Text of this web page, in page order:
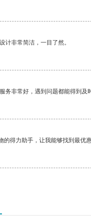
计非常简洁，一目了然。
务非常好，遇到问题都能得到及
的得力助手，让我能够找到最优